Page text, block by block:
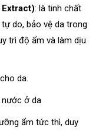
: là tinh chất
do, bảo vệ da trong
trì độ ẩm và làm dịu
da.
nước ở da
ẩm tức thì, duy